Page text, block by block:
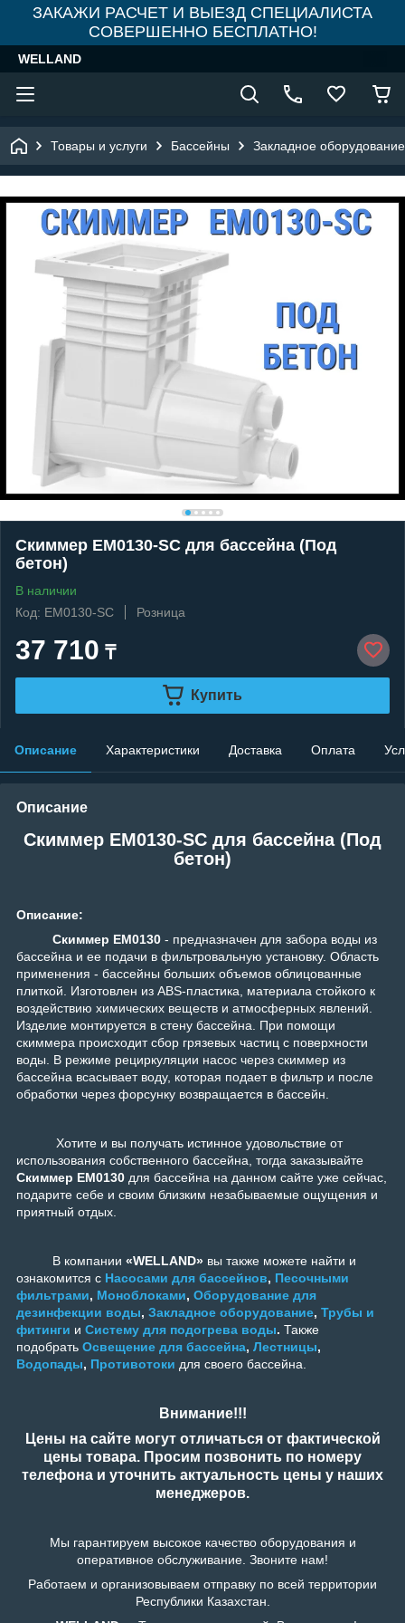
ЗАКАЖИ РАСЧЕТ И ВЫЕЗД СПЕЦИАЛИСТА
СОВЕРШЕННО БЕСПЛАТНО!
WELLAND
Товары и услуги Бассейны Закладное
Скиммер EM0130-SC для бассейна (Под
бетон)
В наличии
Код: EM0130-SC
Розница
37 710 ₸
Купить
Описание Характеристики Доставка Оплата
Описание
Скиммер EM0130-SC для бассейна (Под
бетон)
Описание:
Скиммер EM0130 - предназначен для забора воды из
бассейна и ее подачи в фильтровальную установку. Область
применения - бассейны больших объемов облицованные
плиткой. Изготовлен из ABS-пластика, материала стойкого к
воздействию химических веществ и атмосферных явлений.
Изделие монтируется в стену бассейна. При помощи
скиммера происходит сбор грязевых частиц с поверхности
воды. В режиме рециркуляции насос через скиммер из
бассейна всасывает воду, которая подает в фильтр и после
обработки через форсунку возвращается в бассейн.
Хотите и вы получать истинное удовольствие от
использования собственного бассейна, тогда заказывайте
Скиммер EM0130 для бассейна на данном сайте уже сейчас,
подарите себе и своим близким незабываемые ощущения и
приятный отдых.
В компании «WELLAND» вы также можете найти и
ознакомится с Насосами для бассейнов, Песочными
фильтрами, Моноблоками, Оборудование для
дезинфекции воды, Закладное оборудование, Трубы и
фитинги и Систему для подогрева воды. Также
подобрать Освещение для бассейна, Лестницы,
Водопады, Противотоки для своего бассейна.
Внимание!!!
Цены на сайте могут отличаться от фактической
цены товара. Просим позвонить по номеру
телефона и уточнить актуальность цены у наших
менеджеров.
Мы гарантируем высокое качество оборудования и
оперативное обслуживание. Звоните нам!
Работаем и организовываем отправку по всей территории
Республики Казахстан.